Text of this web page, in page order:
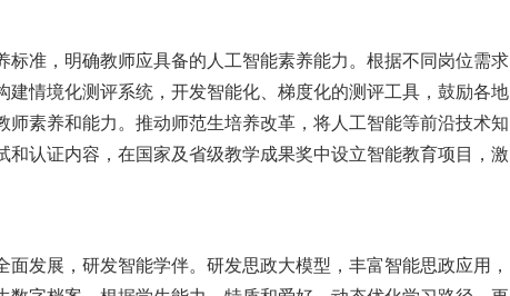
准，明确教师应具备的人工智能素养能力。根据不同岗位需求
情境化测评系统，开发智能化、梯度化的测评工具，鼓励各地
素养和能力。推动师范生培养改革，将人工智能等前沿技术知
认证内容，在国家及省级教学成果奖中设立智能教育项目，激
展，研发智能学伴。研发思政大模型，丰富智能思政应用，